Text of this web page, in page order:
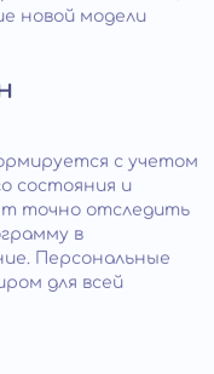
новой модели
с учетом
состояния и
точно отследить
в
Персональные
для всей